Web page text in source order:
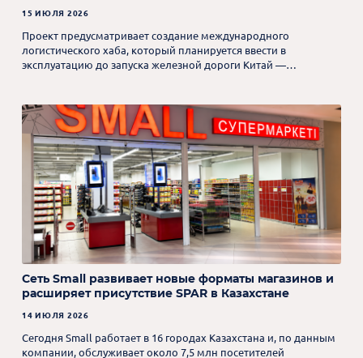
15 ИЮЛЯ 2026
Проект предусматривает создание международного
логистического хаба, который планируется ввести в
эксплуатацию до запуска железной дороги Китай —
Сеть Small развивает новые форматы магазинов и
расширяет присутствие SPAR в Казахстане
14 ИЮЛЯ 2026
Сегодня Small работает в 16 городах Казахстана и, по данным
компании, обслуживает около 7,5 млн посетителей